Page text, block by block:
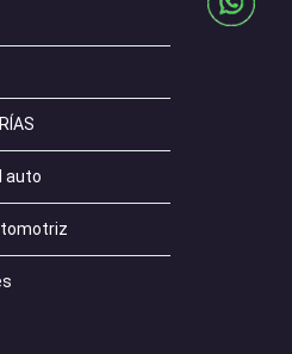
auto